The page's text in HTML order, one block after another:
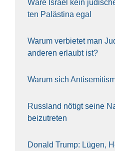
Wäre Isra­el kein
ten Paläs­ti­na egal
War­um ver­bie­tet man
ande­ren erlaubt ist?
War­um sich
Russ­land nötigt sei­ne
bei­zu­tre­ten
Donald Trump: Lügen,